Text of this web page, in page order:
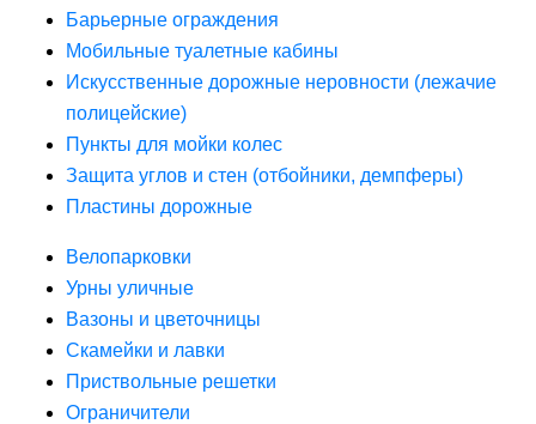
Барьерные ограждения
Мобильные туалетные кабины
Искусственные дорожные неровности (лежачие
полицейские)
Пункты для мойки колес
Защита углов и стен (отбойники, демпферы)
Пластины дорожные
Велопарковки
Урны уличные
Вазоны и цветочницы
Скамейки и лавки
Приствольные решетки
Ограничители